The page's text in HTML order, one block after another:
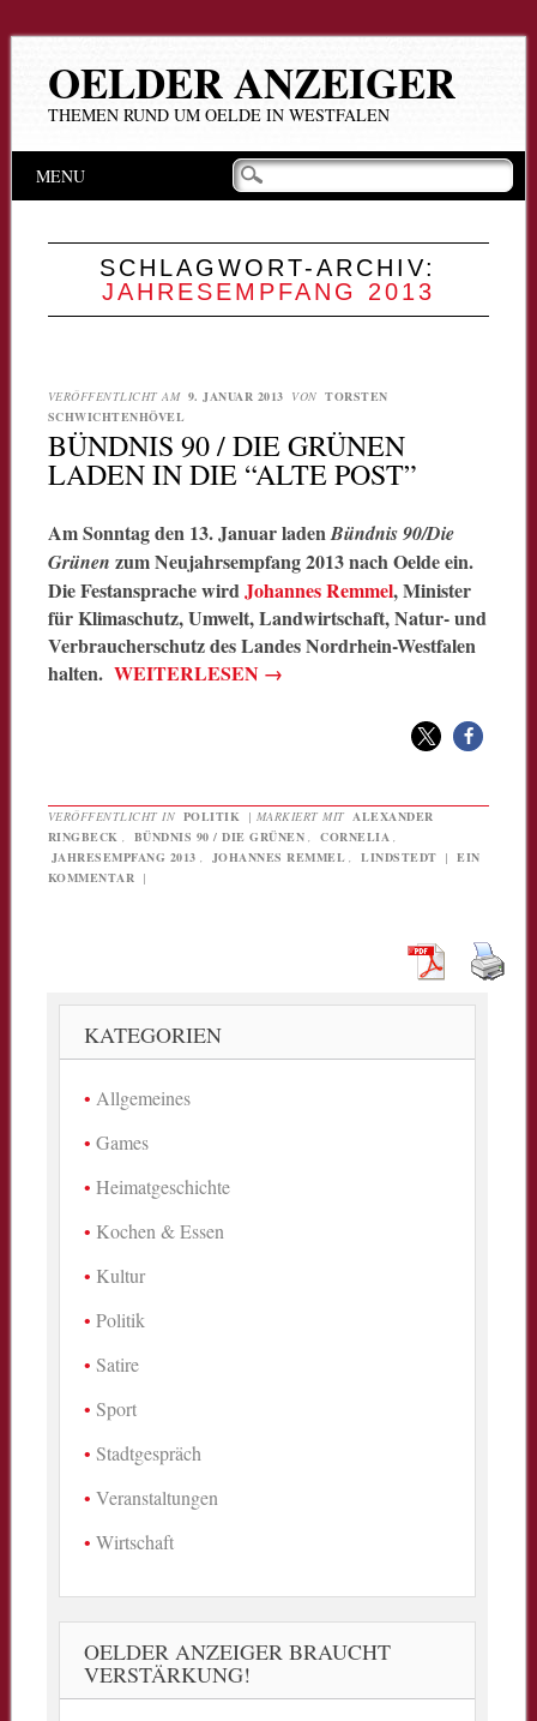
OELDER ANZEIGER
THEMEN RUND UM OELDE IN WESTFALEN
Hauptmenü
Inhalt
MENU
SCHLAGWORT-ARCHIV:
JAHRESEMPFANG 2013
VERÖFFENTLICHT AM 9. JANUAR 2013 VON TORSTEN
SCHWICHTENHÖVEL
BÜNDNIS 90 / DIE GRÜNEN
LADEN IN DIE “ALTE POST”
Am Sonntag den 13. Januar ladenBündnis 90/Die
Grünen zum Neujahrsempfang 2013 nach Oelde ein.
Die Festansprache wirdJohannes Remmel, Minister
für Klimaschutz, Umwelt, Landwirtschaft, Natur- und
Verbraucherschutz des Landes Nordrhein-Westfalen
halten. WEITERLESEN →
VERÖFFENTLICHT IN POLITIK | MARKIERT MIT ALEXANDER
RINGBECK
BÜNDNIS 90 / DIE GRÜNEN CORNELIA
JAHRESEMPFANG 2013
JOHANNES REMMEL LINDSTEDT |
EIN
KOMMENTAR
|
KATEGORIEN
Allgemeines
Games
Heimatgeschichte
Kochen & Essen
Kultur
Politik
Satire
Sport
Stadtgespräch
Veranstaltungen
Wirtschaft
OELDER ANZEIGER BRAUCHT
VERSTÄRKUNG!